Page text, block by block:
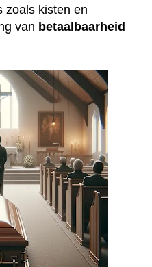
zoals kisten en
van betaalbaarheid